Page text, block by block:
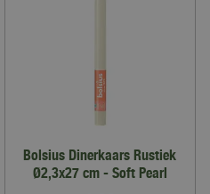
Bolsius Dinerkaars Rustiek
Ø2,3x27 cm - Soft Pearl